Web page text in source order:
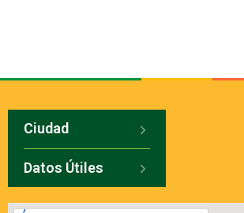
Ciudad
Datos Útiles